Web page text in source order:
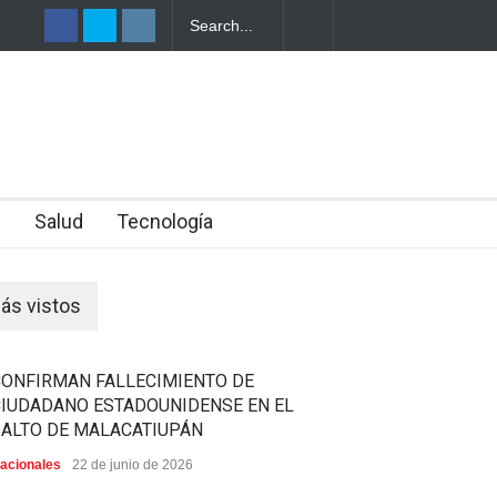
DE UNA
Salud Tecnología
vistos
FALLECIMIENTO DE
ESTADOUNIDENSE EN EL
DE MALACATIUPÁN
22 de junio de 2026